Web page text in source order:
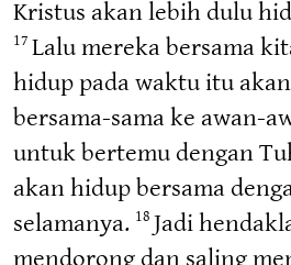
Kristus akan lebih dulu
17 Lalu mereka bersama
hidup pada waktu itu
bersama-sama ke awan-
untuk bertemu dengan
akan hidup bersama
selamanya. 18 Jadi
mendorong dan saling